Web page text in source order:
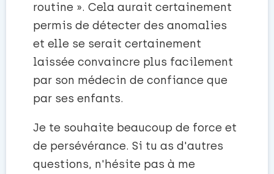
routine ». Cela aurait certainement
permis de détecter des anomalies
et elle se serait certainement
laissée convaincre plus facilement
par son médecin de confiance que
par ses enfants.
Je te souhaite beaucoup de force et
de persévérance. Si tu as d'autres
questions, n'hésite pas à me